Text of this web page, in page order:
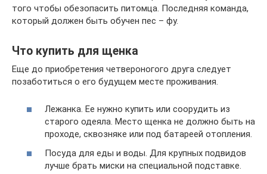
того чтобы обезопасить питомца. Последняя команда,
который должен быть обучен пес – фу.
Что купить для щенка
Еще до приобретения четвероногого друга следует
позаботиться о его будущем месте проживания.
Лежанка. Ее нужно купить или соорудить из
старого одеяла. Место щенка не должно быть на
проходе, сквозняке или под батареей отопления.
Посуда для еды и воды. Для крупных подвидов
лучше брать миски на специальной подставке.